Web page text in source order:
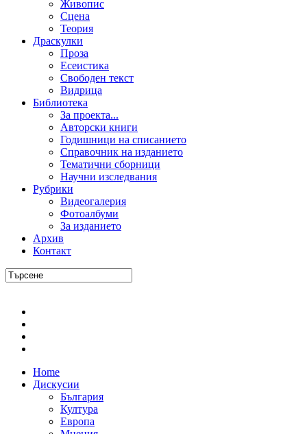
Живопис
Сцена
Теория
Драскулки
Проза
Есеистика
Свободен текст
Видрица
Библиотека
За проекта...
Авторски книги
Годишници на списанието
Справочник на изданието
Тематични сборници
Научни изследвания
Рубрики
Видеогалерия
Фотоалбуми
За изданието
Архив
Контакт
Home
Дискусии
България
Култура
Европа